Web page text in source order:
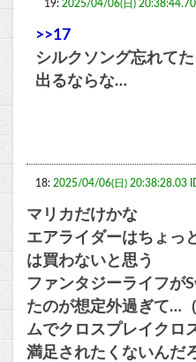
19: 2025/04/06(日)
>>17
シルクソング忘れて
出るならな…
18: 2025/04/06(日) 20:38:28.03
マリカだけかな
エアライダーはちょっ
は買わないと思う
ファンタジーライフが
たのが想定外過ぎて…
ムでクロスプレイクロ
満足されたくないんだ